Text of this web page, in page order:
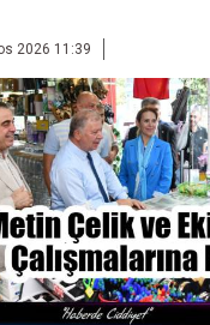
2026 11:39